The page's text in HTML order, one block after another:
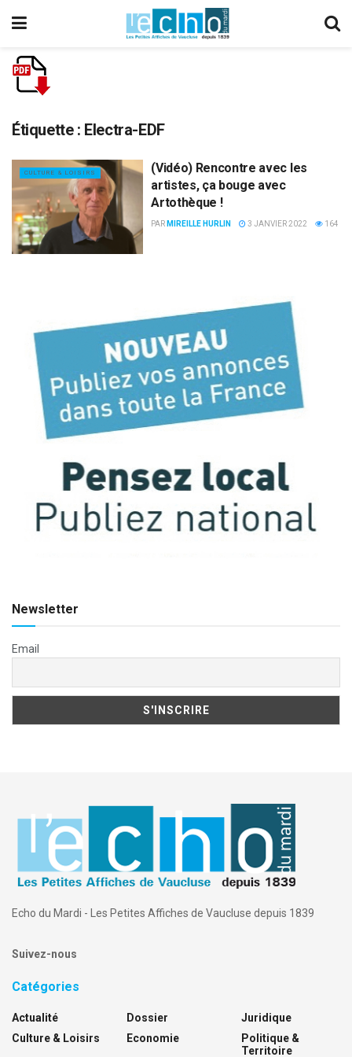
Étiquette : Electra-EDF
CULTURE & LOISIRS
(Vidéo) Rencontre avec les
artistes, ça bouge avec
Artothèque !
PAR MIREILLE HURLIN 3 JANVIER 2022 164
Newsletter
Email
Echo du Mardi - Les Petites Affiches de Vaucluse depuis 1839
Suivez-nous
Catégories
Actualité
Culture & Loisirs
Dossier
Economie
Juridique
Politique &
Territoire